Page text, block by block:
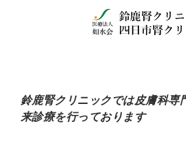
鈴鹿腎クリニックでは皮膚科専
来診療を行っております